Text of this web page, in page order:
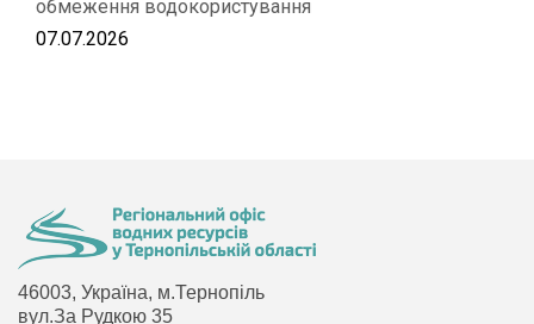
обмеження водокористування
07.07.2026
46003, Україна, м.Тернопіль
вул.За Рудкою 35